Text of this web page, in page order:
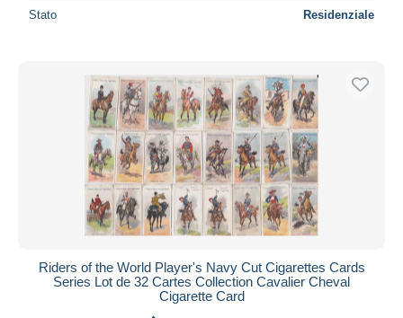
Stato Residenziale
Riders of the World Player's Navy Cut Cigarettes Cards
Series Lot de 32 Cartes Collection Cavalier Cheval
Cigarette Card